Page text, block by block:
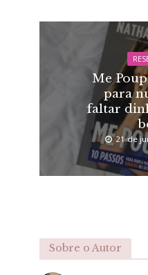
Me
para
faltar
21 de
Sobre o Autor